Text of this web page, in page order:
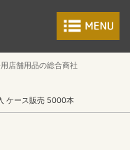
食品包装容器と
店舗用品の総合商社
ケース販売 5000本